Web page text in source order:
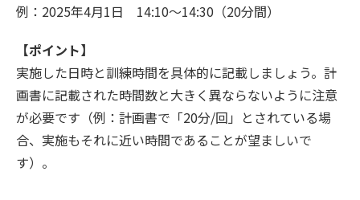
例：2025年4月1日 14:10～14:30（20分間）
【ポイント】
実施した日時と訓練時間を具体的に記載しましょう。計
画書に記載された時間数と大きく異ならないように注意
が必要です（例：計画書で「20分/回」とされている場
合、実施もそれに近い時間であることが望ましいで
す）。